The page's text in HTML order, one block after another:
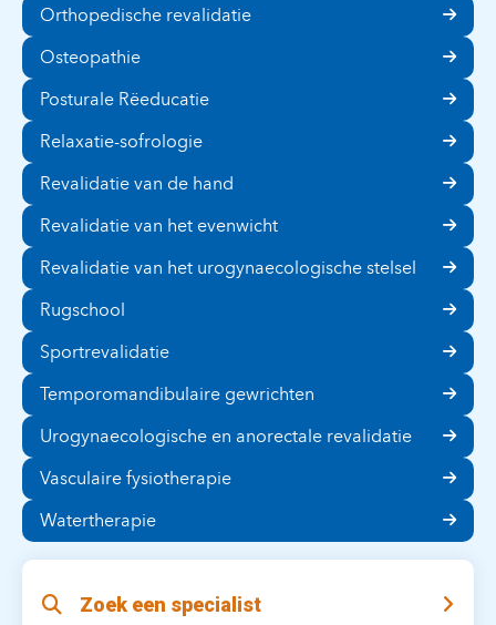
Orthopedische revalidatie
Osteopathie
Posturale Rëeducatie
Relaxatie-sofrologie
Revalidatie van de hand
Revalidatie van het evenwicht
Revalidatie van het urogynaecologische stelsel
Rugschool
Sportrevalidatie
Temporomandibulaire gewrichten
Urogynaecologische en anorectale revalidatie
Vasculaire fysiotherapie
Watertherapie
Zoek een specialist